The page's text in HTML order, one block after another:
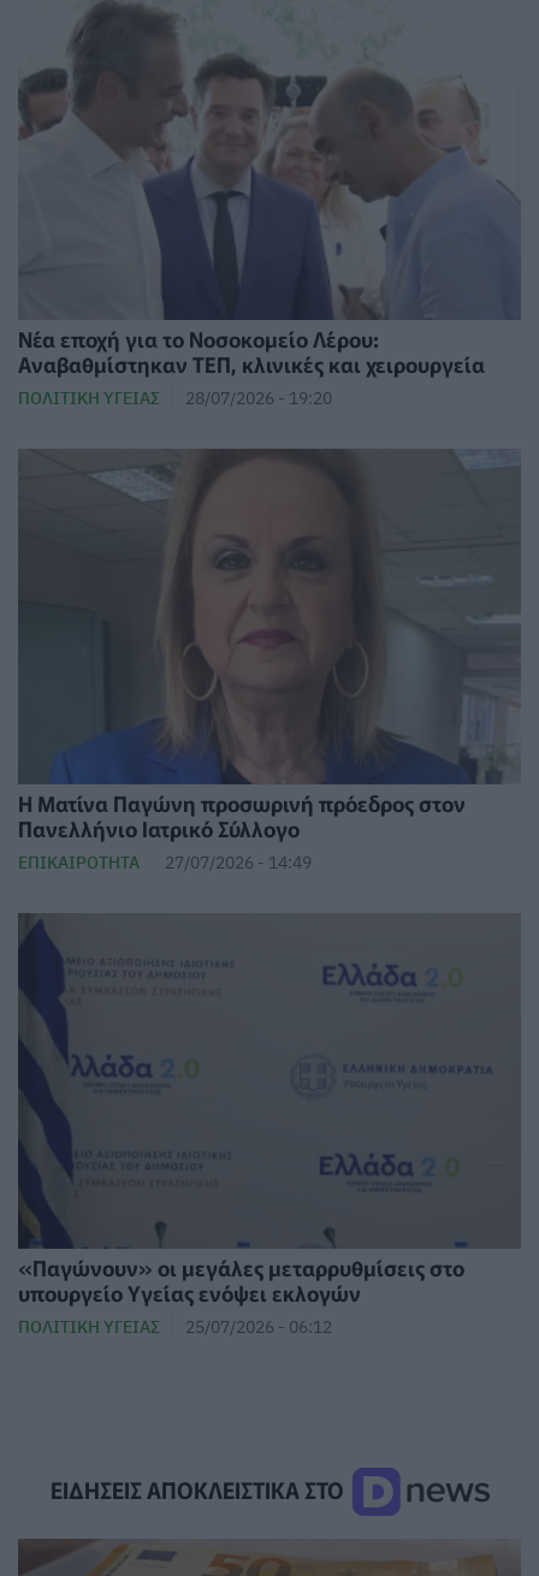
Νέα εποχή για το Νοσοκομείο Λέρου:
Αναβαθμίστηκαν ΤΕΠ, κλινικές και χειρουργεία
ΠΟΛΙΤΙΚΉ ΥΓΕΊΑΣ 28/07/2026 - 19:20
Η Ματίνα Παγώνη προσωρινή πρόεδρος στον
Πανελλήνιο Ιατρικό Σύλλογο
ΕΠΙΚΑΙΡΌΤΗΤΑ 27/07/2026 - 14:49
«Παγώνουν» οι μεγάλες μεταρρυθμίσεις στο
υπουργείο Υγείας ενόψει εκλογών
ΠΟΛΙΤΙΚΉ ΥΓΕΊΑΣ 25/07/2026 - 06:12
ΕΙΔΗΣΕΙΣ ΑΠΟΚΛΕΙΣΤΙΚΑ ΣΤΟ